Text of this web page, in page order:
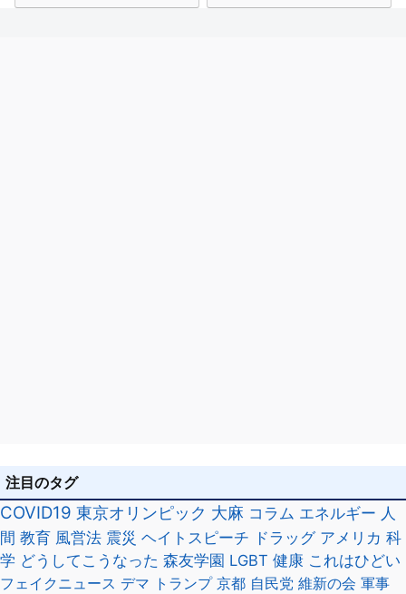
ゲ
注目のタグ
COVID19 東京オリンピック 大麻 コラム エネルギー 人
間 教育 風営法 震災 ヘイトスピーチ ドラッグ アメリカ 科
学 どうしてこうなった 森友学園 LGBT 健康 これはひどい
フェイクニュース デマ トランプ 京都 自民党 維新の会 軍事